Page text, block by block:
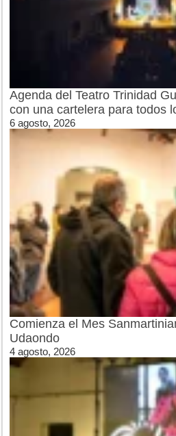
Agenda del Teatro Trinidad
con una cartelera para todos
6 agosto, 2026
Comienza el Mes
Udaondo
4 agosto, 2026